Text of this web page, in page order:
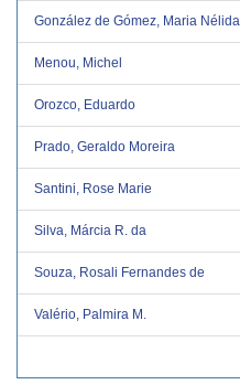
González de Gómez, Maria Nélida
Menou, Michel
Orozco, Eduardo
Prado, Geraldo Moreira
Santini, Rose Marie
Silva, Márcia R. da
Souza, Rosali Fernandes de
Valério, Palmira M.